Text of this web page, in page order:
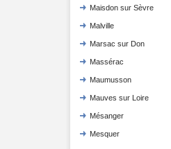
Maisdon sur Sèvre
Malville
Marsac sur Don
Massérac
Maumusson
Mauves sur Loire
Mésanger
Mesquer